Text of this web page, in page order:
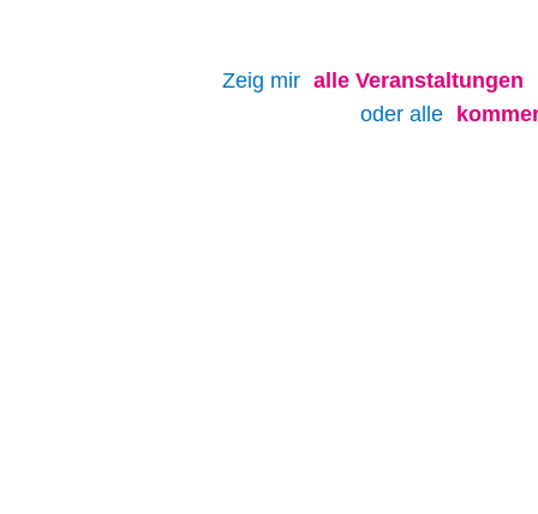
Zeig mir alle Veranstaltungen
oder alle